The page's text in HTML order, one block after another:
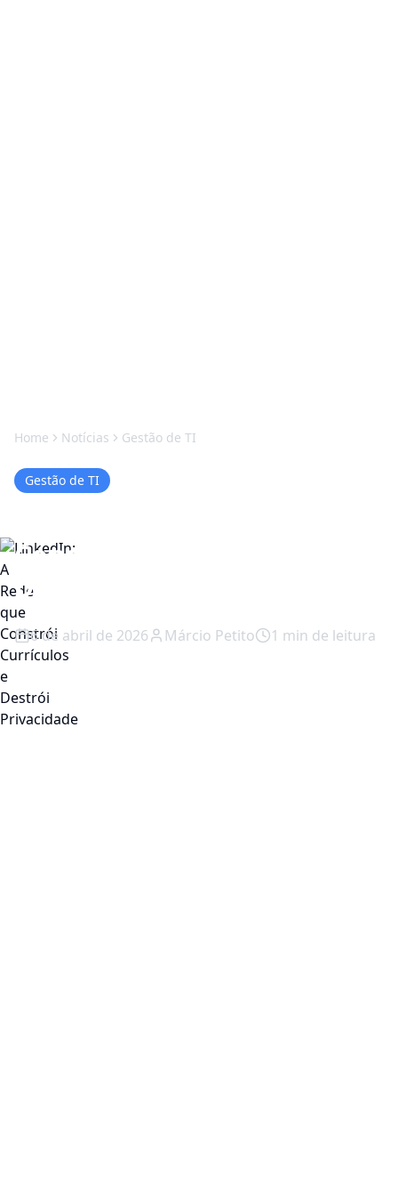
Home Notícias Gestão de TI
Gestão de TI
Constrói Currículos e
Destrói Privacidade
6 de abril de 2026 Márcio Petito 1 min de leitura